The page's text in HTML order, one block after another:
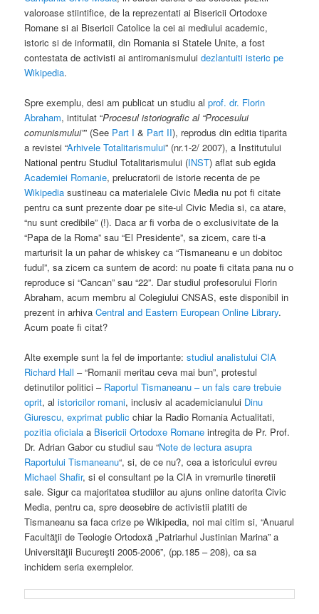
valoroase stiintifice, de la reprezentati ai Bisericii Ortodoxe
Romane si ai Bisericii Catolice la cei ai mediului academic,
istoric si de informatii, din Romania si Statele Unite, a fost
contestata de activisti ai antiromanismuluidezlantuiti isteric pe
Wikipedia.
Spre exemplu, desi am publicat un studiu alprof. dr. Florin
Abraham, intitulat “Procesul istoriografic al “Procesului
comunismului”” (See Part I & Part II), reprodus din editia tiparita
a revistei “Arhivele Totalitarismului” (nr.1-2/ 2007), a Institutului
National pentru Studiul Totalitarismului (INST) aflat sub egida
Academiei Romanie, prelucratorii de istorie recenta de pe
Wikipedia sustineau ca materialele Civic Media nu pot fi citate
pentru ca sunt prezente doar pe site-ul Civic Media si, ca atare,
“nu sunt credibile” (!). Daca ar fi vorba de o exclusivitate de la
“Papa de la Roma” sau “El Presidente”, sa zicem, care ti-a
marturisit la un pahar de whiskey ca “Tismaneanu e un dobitoc
fudul”, sa zicem ca suntem de acord: nu poate fi citata pana nu o
reproduce si “Cancan” sau “22”. Dar studiul profesorului Florin
Abraham, acum membru al Colegiului CNSAS, este disponibil in
prezent in arhivaCentral and Eastern European Online Library.
Acum poate fi citat?
Alte exemple sunt la fel de importante:studiul analistului CIA
Richard Hall– “Romanii meritau ceva mai bun”, protestul
detinutilor politici – Raportul Tismaneanu – un fals care trebuie
oprit, alistoricilor romani, inclusiv al academicianului Dinu
Giurescu, exprimat publicchiar la Radio Romania Actualitati,
pozitia oficialaa Bisericii Ortodoxe Romaneintregita de Pr. Prof.
Dr. Adrian Gabor cu studiul sau “Note de lectura asupra
Raportului Tismaneanu“, si, de ce nu?, cea a istoricului evreu
Michael Shafir, si el consultant pe la CIA in vremurile tineretii
sale. Sigur ca majoritatea studiilor au ajuns online datorita Civic
Media, pentru ca, spre deosebire de activistii platiti de
Tismaneanu sa faca crize pe Wikipedia, noi mai citim si, “Anuarul
Facultăţii de Teologie Ortodoxă „Patriarhul Justinian Marina” a
Universităţii Bucureşti 2005-2006”, (pp.185 – 208), ca sa
inchidem seria exemplelor.